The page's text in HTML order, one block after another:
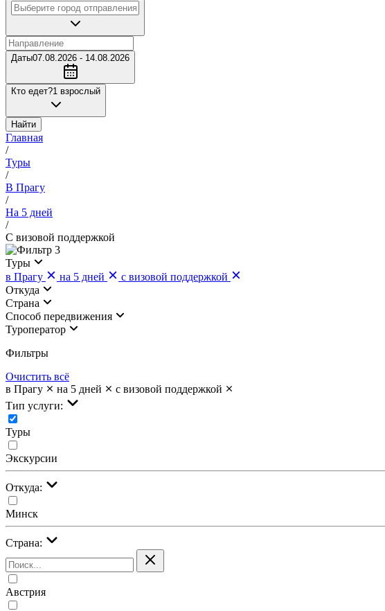
Даты07.08.2026 - 14.08.2026
Кто едет?1 взрослый
Найти
Главная
/
Туры
/
В Прагу
/
На 5 дней
/
С визовой поддержкой
3
Туры
в Прагу
на 5 дней
с визовой поддержкой
Откуда
Страна
Cпособ передвижения
Туроператор
Фильтры
Очистить всё
в Прагу
на 5 дней
с визовой поддержкой
Тип услуги:
Туры
Экскурсии
Откуда:
Минск
Страна:
Австрия